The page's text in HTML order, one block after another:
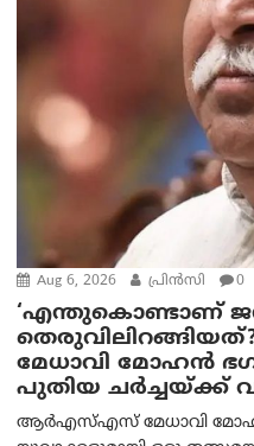
Aug 6, 2026 പ്രിന്‍സി 0
‘എന്തുകൊണ്ടാണ്
മേധാവി മോഹൻ
പുതിയ ചര്‍ച്ചയ്ക്ക്
ആർ‌എസ്‌എസ് മേധാവി